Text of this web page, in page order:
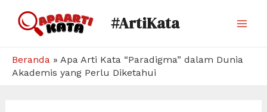
#ArtiKata
Beranda » Apa Arti Kata “Paradigma” dalam Dunia
Akademis yang Perlu Diketahui